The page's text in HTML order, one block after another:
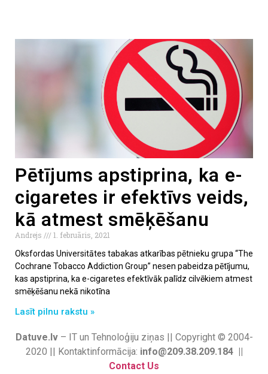
Pētījums apstiprina, ka e-
cigaretes ir efektīvs veids,
kā atmest smēķēšanu
Andrejs
1. februāris, 2021
Oksfordas Universitātes tabakas atkarības pētnieku grupa “The
Cochrane Tobacco Addiction Group” nesen pabeidza pētījumu,
kas apstiprina, ka e-cigaretes efektīvāk palīdz cilvēkiem atmest
smēķēšanu nekā nikotīna
Lasīt pilnu rakstu »
Datuve.lv– IT un Tehnoloģiju ziņas || Copyright © 2004-
2020 || Kontaktinformācija: info@209.38.209.184 ||
Contact Us